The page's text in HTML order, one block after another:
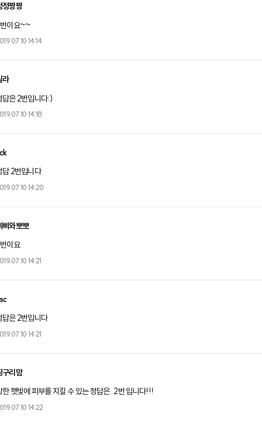
정짱짱
이요~~
14:14
라
답은 2번입니다:)
14:18
답 2번입니다
14:20
삐와뽀뽀
이요
14:21
답은 2번입니다
14:21
구리맘
한 햇빛에 피부를 지킬 수 있는 정답은.. 2번 입니다!!!
14:22